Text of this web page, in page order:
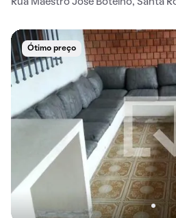
Ótimo preço